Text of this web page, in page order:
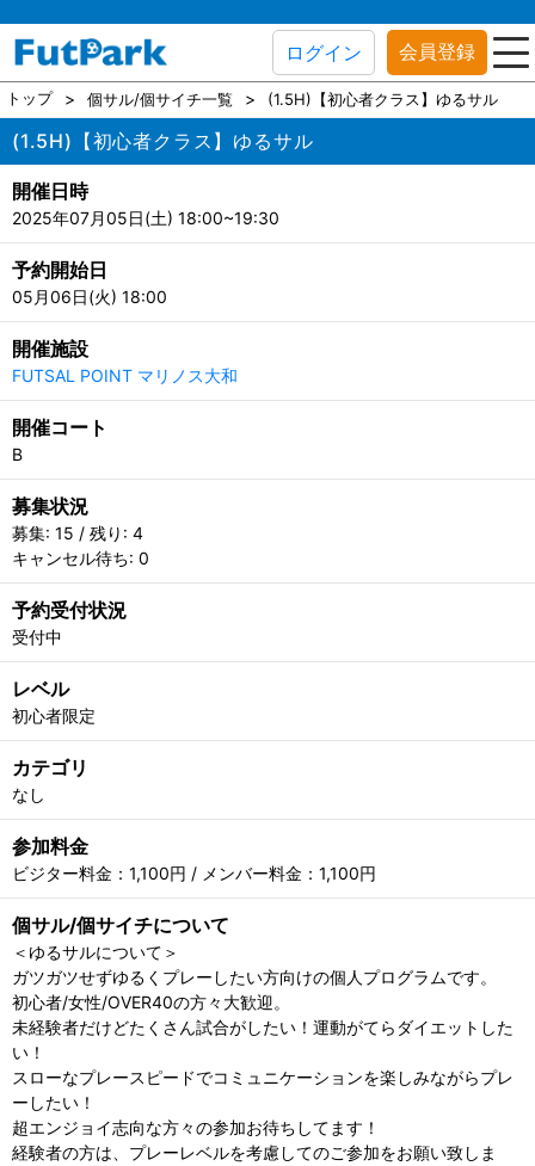
ログイン 会員登録
トップ 個サル/個サイチ一覧 (1.5H)【初心者クラス】ゆるサル
(1.5H)【初心者クラス】ゆるサル
開催日時
2025年07月05日(土) 18:00~19:30
予約開始日
05月06日(火) 18:00
開催施設
FUTSAL POINT マリノス大和
開催コート
B
募集状況
募集: 15 / 残り: 4
キャンセル待ち: 0
予約受付状況
受付中
レベル
初心者限定
カテゴリ
なし
参加料金
ビジター料金：1,100円 / メンバー料金：1,100円
個サル/個サイチについて
＜ゆるサルについて＞
ガツガツせずゆるくプレーしたい方向けの個人プログラムです。
初心者/女性/OVER40の方々大歓迎。
未経験者だけどたくさん試合がしたい！運動がてらダイエットした
い！
スローなプレースピードでコミュニケーションを楽しみながらプレ
ーしたい！
超エンジョイ志向な方々の参加お待ちしてます！
経験者の方は、プレーレベルを考慮してのご参加をお願い致しま